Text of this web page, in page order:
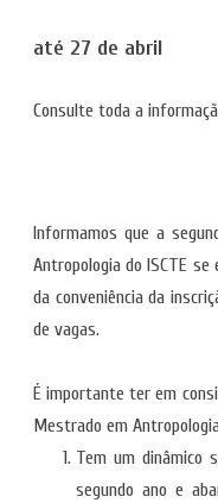
até 27 de abril
Consulte toda a
Informamos que a
Antropologia do ISCTE
da conveniência da
de vagas.
É importante ter em
Mestrado em
Tem um dinâmico
segundo ano e